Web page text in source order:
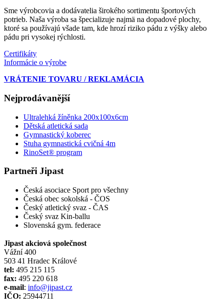
Sme výrobcovia a dodávatelia širokého sortimentu športových
potrieb. Naša výroba sa špecializuje najmä na dopadové plochy,
ktoré sa používajú všade tam, kde hrozí riziko pádu z výšky alebo
pádu pri vysokej rýchlosti.
Certifikáty
Informácie o výrobe
VRÁTENIE TOVARU / REKLAMÁCIA
Nejprodávanější
Ultralehká žíněnka 200x100x6cm
Dětská atletická sada
Gymnastický koberec
Stuha gymnastická cvičná 4m
RinoSet® program
Partneři Jipast
Česká asociace Sport pro všechny
Česká obec sokolská - ČOS
Český atletický svaz - ČAS
Český svaz Kin-ballu
Slovenská gym. federace
Jipast akciová společnost
Vážní 400
503 41 Hradec Králové
tel: 495 215 115
fax: 495 220 618
e-mail: info@jipast.cz
IČO: 25944711